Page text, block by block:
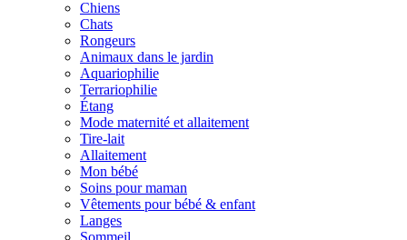
Chiens
Chats
Rongeurs
Animaux dans le jardin
Aquariophilie
Terrariophilie
Étang
Mode maternité et allaitement
Tire-lait
Allaitement
Mon bébé
Soins pour maman
Vêtements pour bébé & enfant
Langes
Sommeil